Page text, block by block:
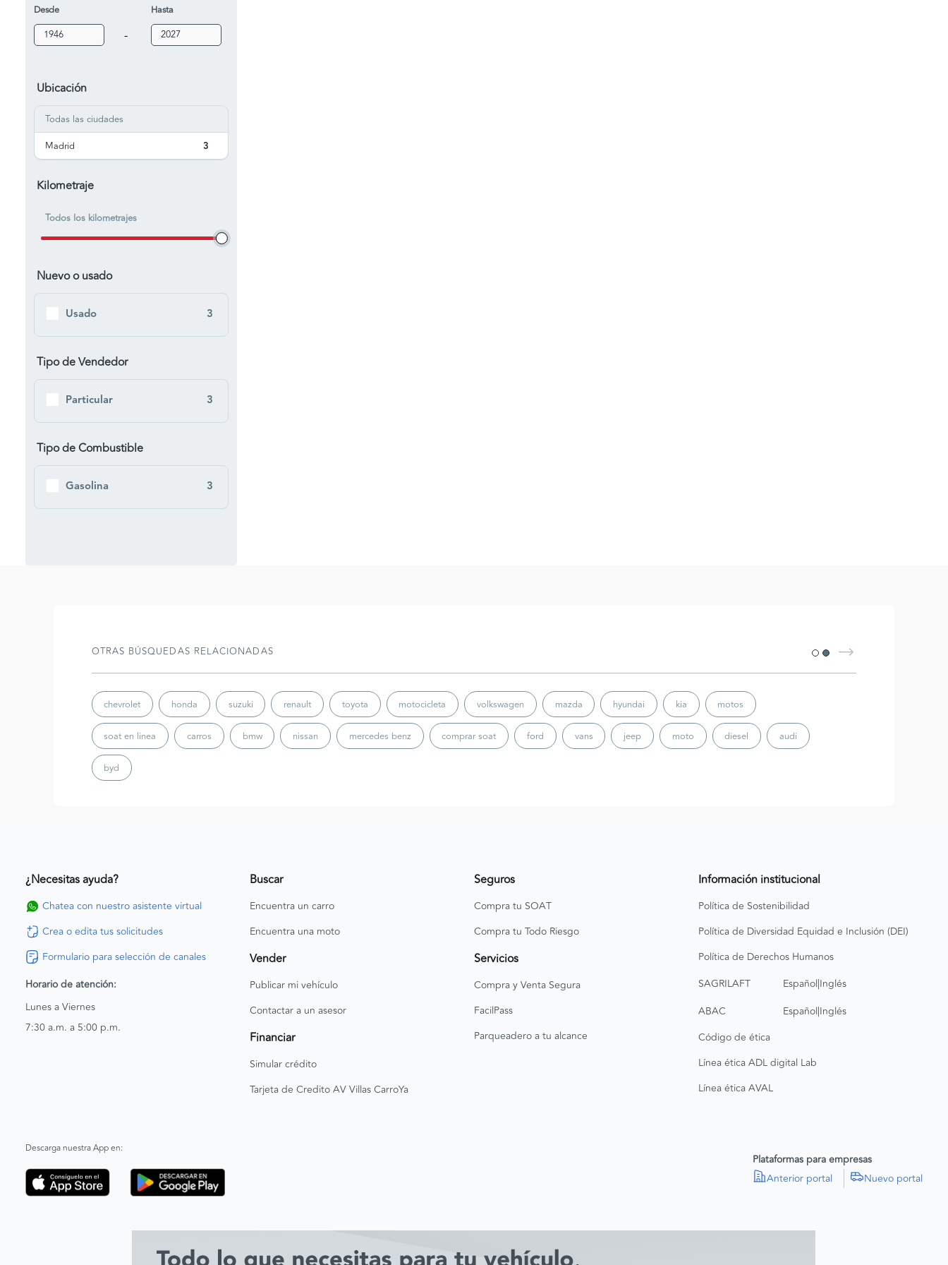
Desde
-
Hasta
Ubicación
Todas las ciudades
Madrid
3
Kilometraje
Todos los kilometrajes
Nuevo o usado
Usado 3
Tipo de Vendedor
Particular 3
Tipo de Combustible
Gasolina 3
OTRAS BÚSQUEDAS RELACIONADAS
chevrolet honda suzuki renault toyota motocicleta volkswagen mazda hyundai kia motos
soat en linea carros bmw nissan mercedes benz comprar soat ford vans jeep moto diesel audi
byd
¿Necesitas ayuda?
Chatea con nuestro asistente virtual
Crea o edita tus solicitudes
Formulario para selección de canales
Horario de atención:
Lunes a Viernes
7:30 a.m. a 5:00 p.m.
Buscar
Encuentra un carro
Encuentra una moto
Vender
Publicar mi vehículo
Contactar a un asesor
Financiar
Simular crédito
Tarjeta de Credito AV Villas CarroYa
Seguros
Compra tu SOAT
Compra tu Todo Riesgo
Servicios
Compra y Venta Segura
FacilPass
Parqueadero a tu alcance
Información institucional
Política de Sostenibilidad
Política de Diversidad Equidad e Inclusión (DEI)
Política de Derechos Humanos
SAGRILAFT
Español|Inglés
ABAC
Español|Inglés
Código de ética
Línea ética ADL digital Lab
Línea ética AVAL
Descarga nuestra App en:
Plataformas para empresas
Anterior portal
Nuevo portal